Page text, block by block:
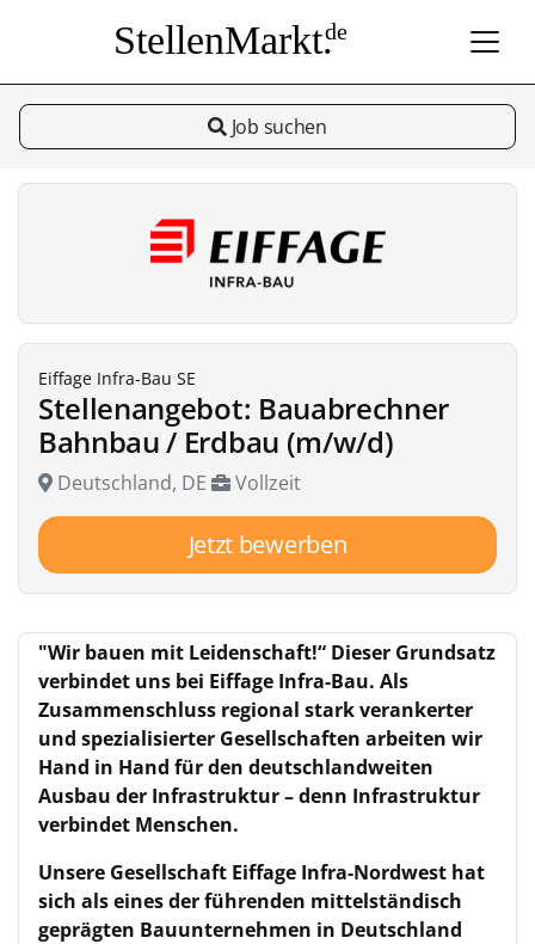
StellenMarkt.de
Job suchen
Eiffage Infra-Bau SE
Stellenangebot: Bauabrechner
Bahnbau / Erdbau (m/w/d)
Deutschland, DE Vollzeit
Jetzt bewerben
"Wir bauen mit Leidenschaft!“ Dieser Grundsatz
verbindet uns bei Eiffage Infra-Bau. Als
Zusammenschluss regional stark verankerter
und spezialisierter Gesellschaften arbeiten wir
Hand in Hand für den deutschlandweiten
Ausbau der Infrastruktur – denn Infrastruktur
verbindet Menschen.
Unsere Gesellschaft Eiffage Infra-Nordwest hat
sich als eines der führenden mittelständisch
geprägten Bauunternehmen in Deutschland